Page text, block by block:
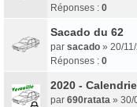
Réponses : 0
Sacado du 62
par sacado » 20/
Réponses : 0
2020 -
par 690ratata » 30/